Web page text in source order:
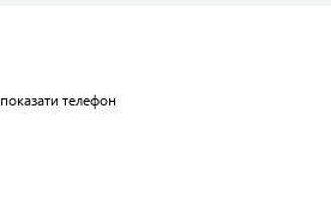
показати телефон